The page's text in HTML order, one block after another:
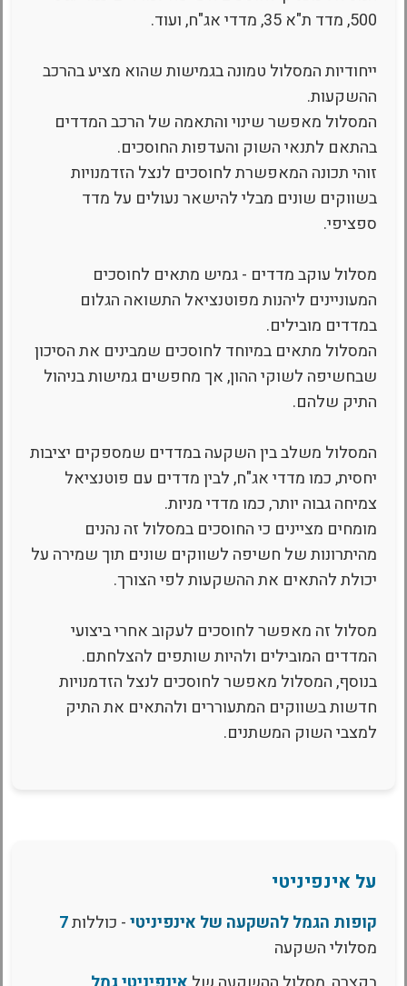
500, מדד ת"א 35, מדדי אג"ח, ועוד.
ייחודיות המסלול טמונה בגמישות שהוא מציע בהרכב
ההשקעות.
המסלול מאפשר שינוי והתאמה של הרכב המדדים
בהתאם לתנאי השוק והעדפות החוסכים.
זוהי תכונה המאפשרת לחוסכים לנצל הזדמנויות
בשווקים שונים מבלי להישאר נעולים על מדד
ספציפי.
מסלול עוקב מדדים - גמיש מתאים לחוסכים
המעוניינים ליהנות מפוטנציאל התשואה הגלום
במדדים מובילים.
המסלול מתאים במיוחד לחוסכים שמבינים את הסיכון
שבחשיפה לשוקי ההון, אך מחפשים גמישות בניהול
התיק שלהם.
המסלול משלב בין השקעה במדדים שמספקים יציבות
יחסית, כמו מדדי אג"ח, לבין מדדים עם פוטנציאל
צמיחה גבוה יותר, כמו מדדי מניות.
מומחים מציינים כי החוסכים במסלול זה נהנים
מהיתרונות של חשיפה לשווקים שונים תוך שמירה על
יכולת להתאים את ההשקעות לפי הצורך.
מסלול זה מאפשר לחוסכים לעקוב אחרי ביצועי
המדדים המובילים ולהיות שותפים להצלחתם.
בנוסף, המסלול מאפשר לחוסכים לנצל הזדמנויות
חדשות בשווקים המתעוררים ולהתאים את התיק
למצבי השוק המשתנים.
על אינפיניטי
קופות הגמל להשקעה של אינפיניטי- כוללות7
מסלולי השקעה